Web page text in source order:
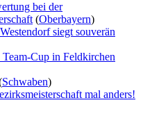
bei der
(Oberbayern)
siegt souverän
Cup in Feldkirchen
Schwaben)
mal anders!